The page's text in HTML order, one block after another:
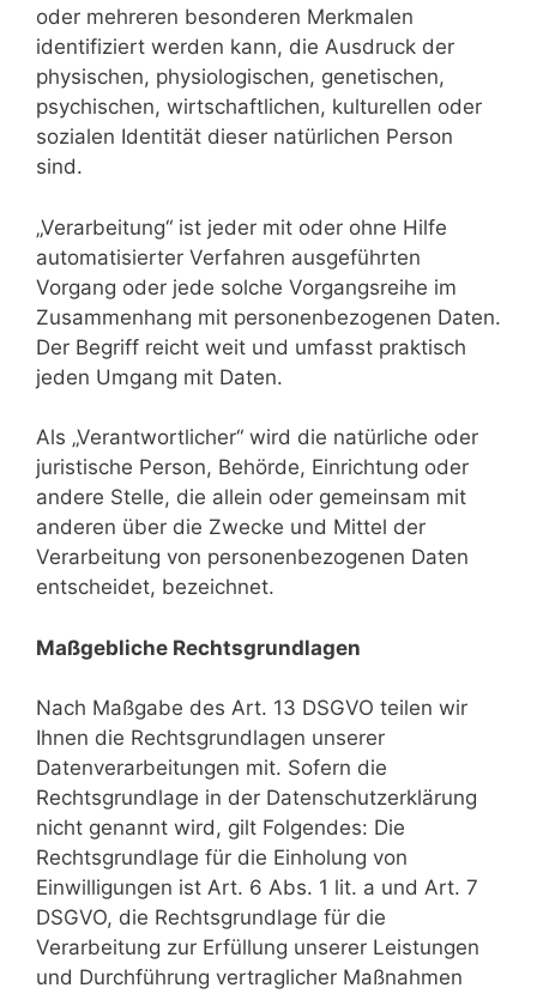
oder mehreren besonderen Merkmalen
identifiziert werden kann, die Ausdruck der
physischen, physiologischen, genetischen,
psychischen, wirtschaftlichen, kulturellen oder
sozialen Identität dieser natürlichen Person
sind.
„Verarbeitung“ ist jeder mit oder ohne Hilfe
automatisierter Verfahren ausgeführten
Vorgang oder jede solche Vorgangsreihe im
Zusammenhang mit personenbezogenen Daten.
Der Begriff reicht weit und umfasst praktisch
jeden Umgang mit Daten.
Als „Verantwortlicher“ wird die natürliche oder
juristische Person, Behörde, Einrichtung oder
andere Stelle, die allein oder gemeinsam mit
anderen über die Zwecke und Mittel der
Verarbeitung von personenbezogenen Daten
entscheidet, bezeichnet.
Maßgebliche Rechtsgrundlagen
Nach Maßgabe des Art. 13 DSGVO teilen wir
Ihnen die Rechtsgrundlagen unserer
Datenverarbeitungen mit. Sofern die
Rechtsgrundlage in der Datenschutzerklärung
nicht genannt wird, gilt Folgendes: Die
Rechtsgrundlage für die Einholung von
Einwilligungen ist Art. 6 Abs. 1 lit. a und Art. 7
DSGVO, die Rechtsgrundlage für die
Verarbeitung zur Erfüllung unserer Leistungen
und Durchführung vertraglicher Maßnahmen